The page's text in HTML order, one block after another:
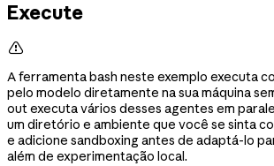
Execute

A ferramenta bash neste exemplo executa
pelo modelo diretamente na sua máquina
out executa vários desses agentes em
um diretório e ambiente que você se sinta
e adicione sandboxing antes de adaptá-lo
além de experimentação local.